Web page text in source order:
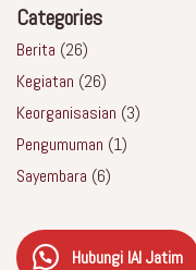
Categories
Berita (26)
Kegiatan (26)
Keorganisasian (3)
Pengumuman (1)
Sayembara (6)
Hubungi IAI Jatim